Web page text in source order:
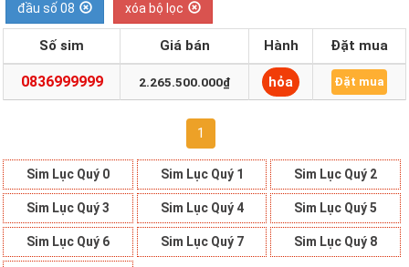
đầu số 08 xóa bộ lọc
Số sim Giá bán Hành Đặt mua
0836999999 2.265.500.000₫ hỏa Đặt mua
1
Sim Lục Quý 0 Sim Lục Quý 1 Sim Lục Quý 2
Sim Lục Quý 3 Sim Lục Quý 4 Sim Lục Quý 5
Sim Lục Quý 6 Sim Lục Quý 7 Sim Lục Quý 8